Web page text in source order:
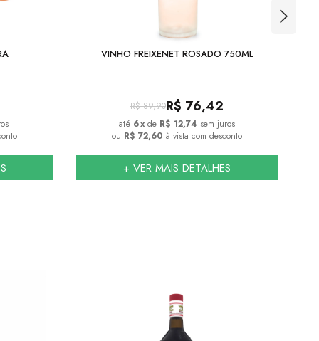
VINHO FREIXENET ROSADO 750ML
R$ 89,90R$ 76,42
6x de R$ 12,74 sem juros
ou R$ 72,60 à vista com desconto
+ VER MAIS DETALHES